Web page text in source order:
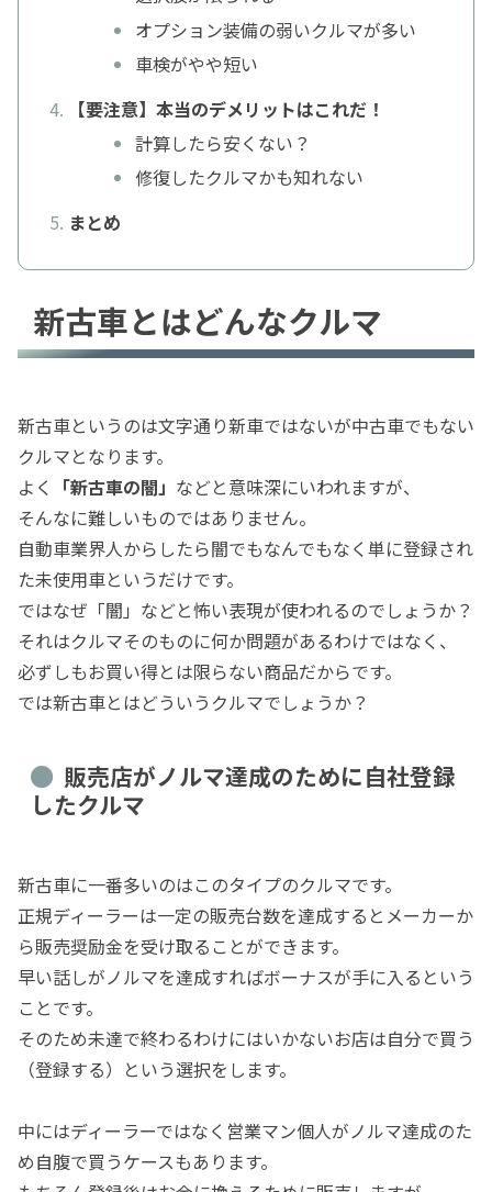
オプション装備の弱いクルマが多い
車検がやや短い
【要注意】本当のデメリットはこれだ！
計算したら安くない？
修復したクルマかも知れない
まとめ
新古車とはどんなクルマ
新古車というのは文字通り新車ではないが中古車でもない
クルマとなります。
よく
「新古車の闇」 などと意味深にいわれますが、
そんなに難しいものではありません。
自動車業界人からしたら闇でもなんでもなく単に登録され
た未使用車というだけです。
ではなぜ「闇」などと怖い表現が使われるのでしょうか？
それはクルマそのものに何か問題があるわけではなく、
必ずしもお買い得とは限らない商品だからです。
では新古車とはどういうクルマでしょうか？
販売店がノルマ達成のために自社登録
したクルマ
新古車に一番多いのはこのタイプのクルマです。
正規ディーラーは一定の販売台数を達成するとメーカーか
ら販売奨励金を受け取ることができます。
早い話しがノルマを達成すればボーナスが手に入るという
ことです。
そのため未達で終わるわけにはいかないお店は自分で買う
（登録する）という選択をします。
中にはディーラーではなく営業マン個人がノルマ達成のた
め自腹で買うケースもあります。